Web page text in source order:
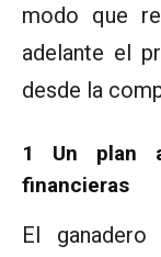
modo que
adelante el
desde la
1 Un plan
financieras
El